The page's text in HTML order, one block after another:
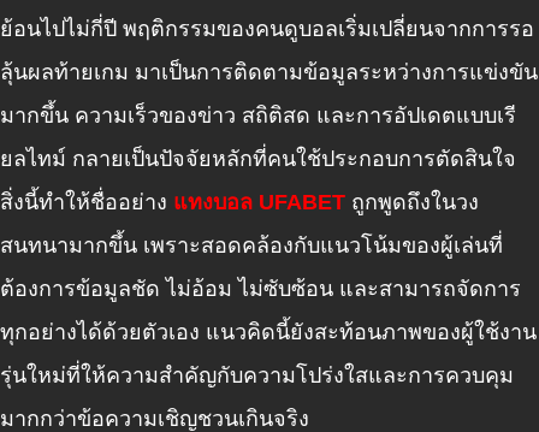
ย้อนไปไม่กี่ปี พฤติกรรมของคนดูบอลเริ่มเปลี่ยนจากการรอ
ลุ้นผลท้ายเกม มาเป็นการติดตามข้อมูลระหว่างการแข่งขัน
มากขึ้น ความเร็วของข่าว สถิติสด และการอัปเดตแบบเรี
ยลไทม์ กลายเป็นปัจจัยหลักที่คนใช้ประกอบการตัดสินใจ
สิ่งนี้ทำให้ชื่ออย่าง แทงบอล UFABET ถูกพูดถึงในวง
สนทนามากขึ้น เพราะสอดคล้องกับแนวโน้มของผู้เล่นที่
ต้องการข้อมูลชัด ไม่อ้อม ไม่ซับซ้อน และสามารถจัดการ
ทุกอย่างได้ด้วยตัวเอง แนวคิดนี้ยังสะท้อนภาพของผู้ใช้งาน
รุ่นใหม่ที่ให้ความสำคัญกับความโปร่งใสและการควบคุม
มากกว่าข้อความเชิญชวนเกินจริง